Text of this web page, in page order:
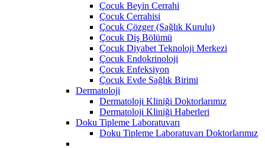
Çocuk Beyin Cerrahi
Çocuk Cerrahisi
Çocuk Çözger (Sağlık Kurulu)
Çocuk Diş Bölümü
Çocuk Diyabet Teknoloji Merkezi
Çocuk Endokrinoloji
Çocuk Enfeksiyon
Çocuk Evde Sağlık Birimi
Dermatoloji
Dermatoloji Kliniği Doktorlarımız
Dermatoloji Kliniği Haberleri
Doku Tipleme Laboratuvarı
Doku Tipleme Laboratuvarı Doktorlarımız